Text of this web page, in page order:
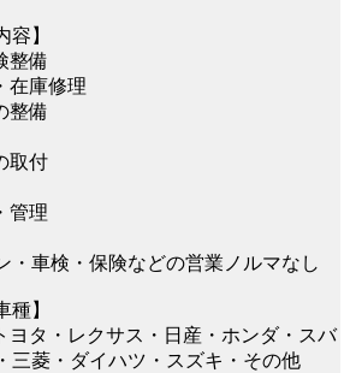
容】
整備
在庫修理
整備
取付
管理
・車検・保険などの営業ノルマなし
種】
ヨタ・レクサス・日産・ホンダ・スバ
三菱・ダイハツ・スズキ・その他